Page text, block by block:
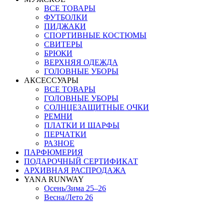
ВСЕ ТОВАРЫ
ФУТБОЛКИ
ПИДЖАКИ
СПОРТИВНЫЕ КОСТЮМЫ
СВИТЕРЫ
БРЮКИ
ВЕРХНЯЯ ОДЕЖДА
ГОЛОВНЫЕ УБОРЫ
АКСЕССУАРЫ
ВСЕ ТОВАРЫ
ГОЛОВНЫЕ УБОРЫ
СОЛНЦЕЗАЩИТНЫЕ ОЧКИ
РЕМНИ
ПЛАТКИ И ШАРФЫ
ПЕРЧАТКИ
РАЗНОЕ
ПАРФЮМЕРИЯ
ПОДАРОЧНЫЙ СЕРТИФИКАТ
АРХИВНАЯ РАСПРОДАЖА
YANA RUNWAY
Осень/Зима 25–26
Весна/Лето 26